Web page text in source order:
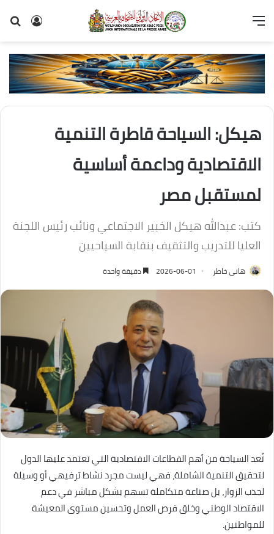
تسجيل
القائمة
هيكل: السياحة قاطرة التنمية
الاقتصادية وداعمة أساسية
لمستقبل مصر
كتب: عبدالله هيكل الخبير الاجتماعي ونائب رئيس اللجنة
العليا للتدريب والتثقيف بنقابة السياحيين
هانى خاطر 2026-06-01 دقيقة واحدة
تُعد السياحة من أهم القطاعات الاقتصادية التي تعتمد عليها الدول
لتحقيق التنمية الشاملة، فهي ليست مجرد نشاط ترفيهي أو وسيلة
لجذب الزوار، بل صناعة متكاملة تسهم بشكل مباشر في دعم
الاقتصاد الوطني وخلق فرص العمل وتحسين مستوى المعيشة
للمواطنين.